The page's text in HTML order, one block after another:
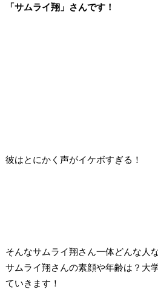
「サムライ翔」さんです！
彼はとにかく声がイケボすぎる！
そんなサムライ翔さん一体どんな人
サムライ翔さんの素顔や年齢は？大
ていきます！